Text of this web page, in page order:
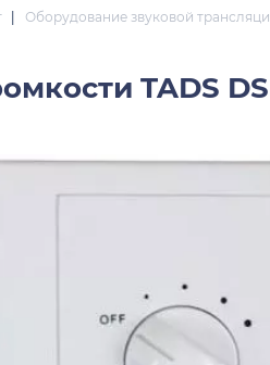
Оборудование звуковой
TADS